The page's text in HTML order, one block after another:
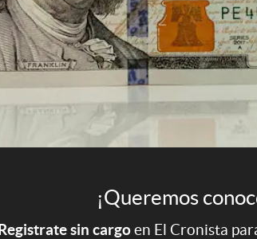
¡Queremos
sin cargoen El Cronista